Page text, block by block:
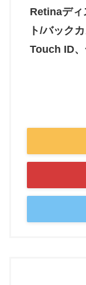
Retinaディ
ト/バック
Touch ID